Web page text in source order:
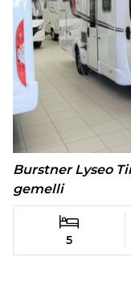
Burstner Lyseo
gemelli
5